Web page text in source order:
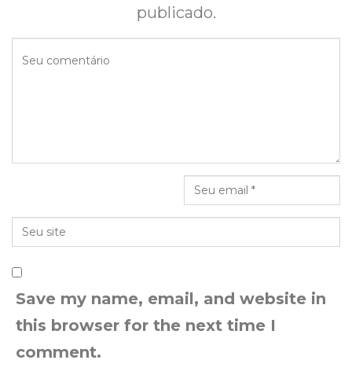
publicado.
Save my name, email, and website in
this browser for the next time I
comment.